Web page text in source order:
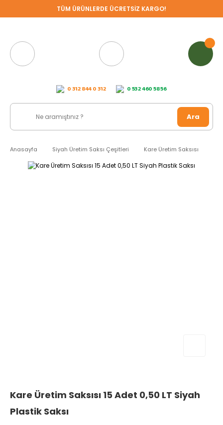
TÜM ÜRÜNLERDE ÜCRETSİZ KARGO!
0 312 844 0 312 0 532 460 58 56
Ara
Anasayfa Siyah Üretim Saksı Çeşitleri Kare Üretim Saksısı
Kare Üretim Saksısı 15 Adet 0,50 LT Siyah
Plastik Saksı